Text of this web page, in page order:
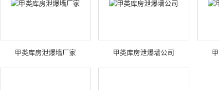
甲类库房泄爆墙厂家 甲类库房泄爆墙公司